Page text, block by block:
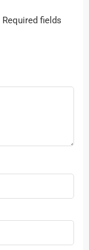
Required fields